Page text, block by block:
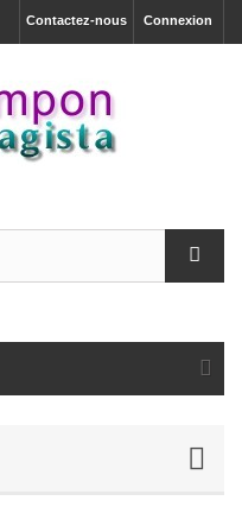
Connexion
Contactez-nous